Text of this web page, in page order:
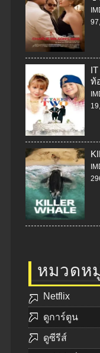
ท้
หมวดห
Netflix
ดูการ์ตูน
ดูซีรีส์